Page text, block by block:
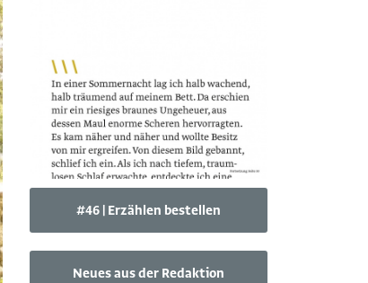
#46 | Erzählen bestellen
Neues aus der Redaktion